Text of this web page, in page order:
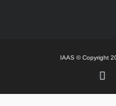
IAAS © Copyright
F
a
c